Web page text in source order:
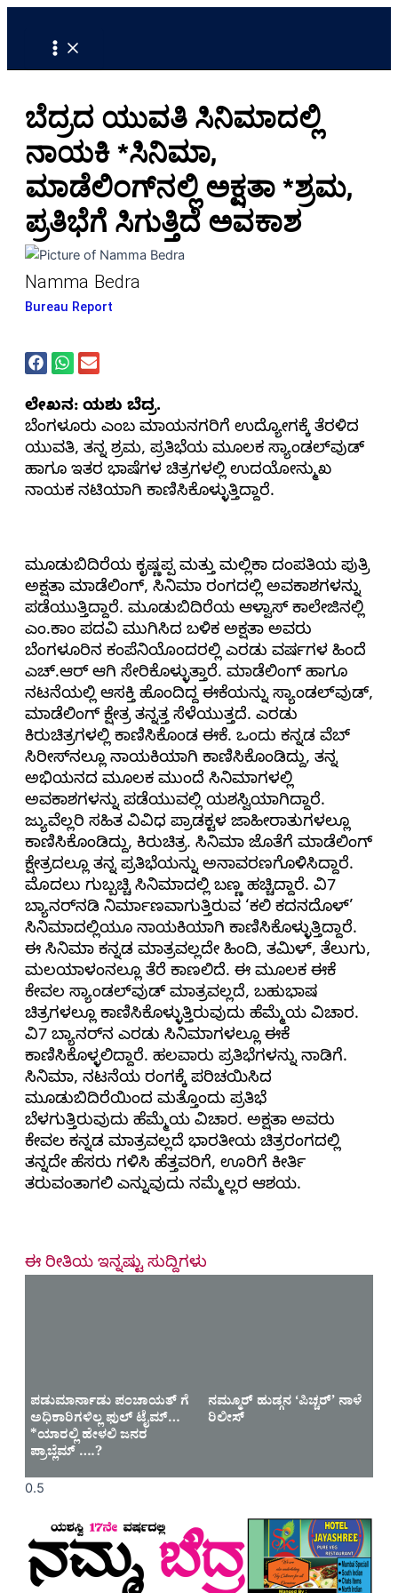
Skip
content
Main
ಬೆದ್ರದ ಯುವತಿ ಸಿನಿಮಾದಲ್ಲಿ
ನಾಯಕಿ *ಸಿನಿಮಾ,
ಮಾಡೆಲಿಂಗ್‌ನಲ್ಲಿ ಅಕ್ಷತಾ *ಶ್ರಮ,
ಪ್ರತಿಭೆಗೆ ಸಿಗುತ್ತಿದೆ ಅವಕಾಶ
Namma Bedra
Bureau Report
ಲೇಖನ: ಯಶು ಬೆದ್ರ.
ಬೆಂಗಳೂರು ಎಂಬ ಮಾಯನಗರಿಗೆ ಉದ್ಯೋಗಕ್ಕೆ ತೆರಳಿದ
ಯುವತಿ, ತನ್ನ ಶ್ರಮ, ಪ್ರತಿಭೆಯ ಮೂಲಕ ಸ್ಯಾಂಡಲ್‌ವುಡ್
ಹಾಗೂ ಇತರ ಭಾಷೆಗಳ ಚಿತ್ರಗಳಲ್ಲಿ ಉದಯೋನ್ಮುಖ
ನಾಯಕ ನಟಿಯಾಗಿ ಕಾಣಿಸಿಕೊಳ್ಳುತ್ತಿದ್ದಾರೆ.
ಮೂಡುಬಿದಿರೆಯ ಕೃಷ್ಣಪ್ಪ ಮತ್ತು ಮಲ್ಲಿಕಾ ದಂಪತಿಯ ಪುತ್ರಿ
ಅಕ್ಷತಾ ಮಾಡೆಲಿಂಗ್, ಸಿನಿಮಾ ರಂಗದಲ್ಲಿ ಅವಕಾಶಗಳನ್ನು
ಪಡೆಯುತ್ತಿದ್ದಾರೆ. ಮೂಡುಬಿದಿರೆಯ ಆಳ್ವಾಸ್ ಕಾಲೇಜಿನಲ್ಲಿ
ಎಂ.ಕಾಂ ಪದವಿ ಮುಗಿಸಿದ ಬಳಿಕ ಅಕ್ಷತಾ ಅವರು
ಬೆಂಗಳೂರಿನ ಕಂಪೆನಿಯೊಂದರಲ್ಲಿ ಎರಡು ವರ್ಷಗಳ ಹಿಂದೆ
ಎಚ್.ಆರ್ ಆಗಿ ಸೇರಿಕೊಳ್ಳುತ್ತಾರೆ. ಮಾಡೆಲಿಂಗ್ ಹಾಗೂ
ನಟನೆಯಲ್ಲಿ ಆಸಕ್ತಿ ಹೊಂದಿದ್ದ ಈಕೆಯನ್ನು ಸ್ಯಾಂಡಲ್‌ವುಡ್,
ಮಾಡೆಲಿಂಗ್ ಕ್ಷೇತ್ರ ತನ್ನತ್ತ ಸೆಳೆಯುತ್ತದೆ. ಎರಡು
ಕಿರುಚಿತ್ರಗಳಲ್ಲಿ ಕಾಣಿಸಿಕೊಂಡ ಈಕೆ. ಒಂದು ಕನ್ನಡ ವೆಬ್
ಸಿರೀಸ್‌ನಲ್ಲೂ ನಾಯಕಿಯಾಗಿ ಕಾಣಿಸಿಕೊಂಡಿದ್ದು, ತನ್ನ
ಅಭಿಯನದ ಮೂಲಕ ಮುಂದೆ ಸಿನಿಮಾಗಳಲ್ಲಿ
ಅವಕಾಶಗಳನ್ನು ಪಡೆಯುವಲ್ಲಿ ಯಶಸ್ವಿಯಾಗಿದ್ದಾರೆ.
ಜ್ಯುವೆಲ್ಲರಿ ಸಹಿತ ವಿವಿಧ ಪ್ರಾಡಕ್ಟಳ ಜಾಹೀರಾತುಗಳಲ್ಲೂ
ಕಾಣಿಸಿಕೊಂಡಿದ್ದು, ಕಿರುಚಿತ್ರ. ಸಿನಿಮಾ ಜೊತೆಗೆ ಮಾಡೆಲಿಂಗ್
ಕ್ಷೇತ್ರದಲ್ಲೂ ತನ್ನ ಪ್ರತಿಭೆಯನ್ನು ಅನಾವರಣಗೊಳಿಸಿದ್ದಾರೆ.
ಮೊದಲು ಗುಬ್ಬಚ್ಚಿ ಸಿನಿಮಾದಲ್ಲಿ ಬಣ್ಣ ಹಚ್ಚಿದ್ದಾರೆ. ವಿ7
ಬ್ಯಾನರ್‌ನಡಿ ನಿರ್ಮಾಣವಾಗುತ್ತಿರುವ ‘ಕಲಿ ಕದನದೊಳ್’
ಸಿನಿಮಾದಲ್ಲಿಯೂ ನಾಯಕಿಯಾಗಿ ಕಾಣಿಸಿಕೊಳ್ಳುತ್ತಿದ್ದಾರೆ.
ಈ ಸಿನಿಮಾ ಕನ್ನಡ ಮಾತ್ರವಲ್ಲದೇ ಹಿಂದಿ, ತಮಿಳ್, ತೆಲುಗು,
ಮಲಯಾಳಂನಲ್ಲೂ ತೆರೆ ಕಾಣಲಿದೆ. ಈ ಮೂಲಕ ಈಕೆ
ಕೇವಲ ಸ್ಯಾಂಡಲ್‌ವುಡ್ ಮಾತ್ರವಲ್ಲದೆ, ಬಹುಭಾಷ
ಚಿತ್ರಗಳಲ್ಲೂ ಕಾಣಿಸಿಕೊಳ್ಳುತ್ತಿರುವುದು ಹೆಮ್ಮೆಯ ವಿಚಾರ.
ವಿ7 ಬ್ಯಾನರ್‌ನ ಎರಡು ಸಿನಿಮಾಗಳಲ್ಲೂ ಈಕೆ
ಕಾಣಿಸಿಕೊಳ್ಳಲಿದ್ದಾರೆ. ಹಲವಾರು ಪ್ರತಿಭೆಗಳನ್ನು ನಾಡಿಗೆ.
ಸಿನಿಮಾ, ನಟನೆಯ ರಂಗಕ್ಕೆ ಪರಿಚಯಿಸಿದ
ಮೂಡುಬಿದಿರೆಯಿಂದ ಮತ್ತೊಂದು ಪ್ರತಿಭೆ
ಬೆಳಗುತ್ತಿರುವುದು ಹೆಮ್ಮೆಯ ವಿಚಾರ. ಅಕ್ಷತಾ ಅವರು
ಕೇವಲ ಕನ್ನಡ ಮಾತ್ರವಲ್ಲದೆ ಭಾರತೀಯ ಚಿತ್ರರಂಗದಲ್ಲಿ
ತನ್ನದೇ ಹೆಸರು ಗಳಿಸಿ ಹೆತ್ತವರಿಗೆ, ಊರಿಗೆ ಕೀರ್ತಿ
ತರುವಂತಾಗಲಿ ಎನ್ನುವುದು ನಮ್ಮೆಲ್ಲರ ಆಶಯ.
ಈ ರೀತಿಯ ಇನ್ನಷ್ಟು ಸುದ್ದಿಗಳು
ಪಡುಮಾರ್ನಾಡು ಪಂಚಾಯತ್ ಗೆ
ಅಧಿಕಾರಿಗಳಿಲ್ಲ ಫುಲ್ ಟೈಮ್…
*ಯಾರಲ್ಲಿ ಹೇಳಲಿ ಜನರ
ಪ್ರಾಬ್ಲೆಮ್ ….?
ನಮ್ಮೂರ್ ಹುಡ್ಗನ ‘ಪಿಚ್ಚರ್’ ನಾಳೆ
ರಿಲೀಸ್